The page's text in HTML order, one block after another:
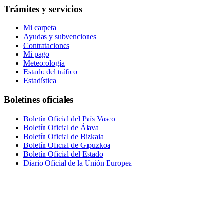
Trámites y servicios
Mi carpeta
Ayudas y subvenciones
Contrataciones
Mi pago
Meteorología
Estado del tráfico
Estadística
Boletines oficiales
Boletín Oficial del País Vasco
Boletín Oficial de Álava
Boletín Oficial de Bizkaia
Boletín Oficial de Gipuzkoa
Boletín Oficial del Estado
Diario Oficial de la Unión Europea